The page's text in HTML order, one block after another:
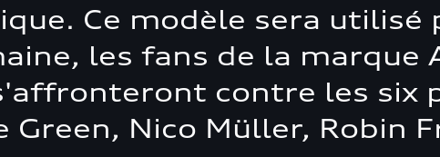
Ce modèle sera utilisé
les fans de la marque
contre les six
Green, Nico Müller, Robin